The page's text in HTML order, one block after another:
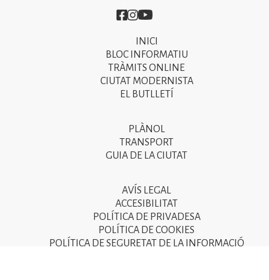
Imatge
Imatge
Imatge
INICI
BLOC INFORMATIU
TRÀMITS ONLINE
CIUTAT MODERNISTA
EL BUTLLETÍ
PLÀNOL
TRANSPORT
GUIA DE LA CIUTAT
AVÍS LEGAL
ACCESIBILITAT
POLÍTICA DE PRIVADESA
POLÍTICA DE COOKIES
POLÍTICA DE SEGURETAT DE LA INFORMACIÓ